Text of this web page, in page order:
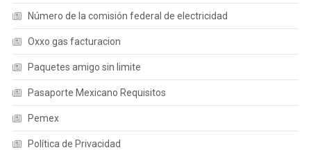
Número de la comisión federal de electricidad
Oxxo gas facturacion
Paquetes amigo sin limite
Pasaporte Mexicano Requisitos
Pemex
Política de Privacidad